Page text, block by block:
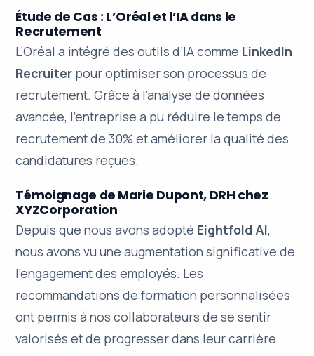
Étude de Cas : L’Oréal et l’IA dans le
Recrutement
L’Oréal a intégré des outils d’IA comme LinkedIn
Recruiter pour optimiser son processus de
recrutement. Grâce à l’analyse de données
avancée, l’entreprise a pu réduire le temps de
recrutement de 30% et améliorer la qualité des
candidatures reçues.
Témoignage de Marie Dupont, DRH chez
XYZCorporation
Depuis que nous avons adopté Eightfold AI,
nous avons vu une augmentation significative de
l’engagement des employés. Les
recommandations de formation personnalisées
ont permis à nos collaborateurs de se sentir
valorisés et de progresser dans leur carrière.